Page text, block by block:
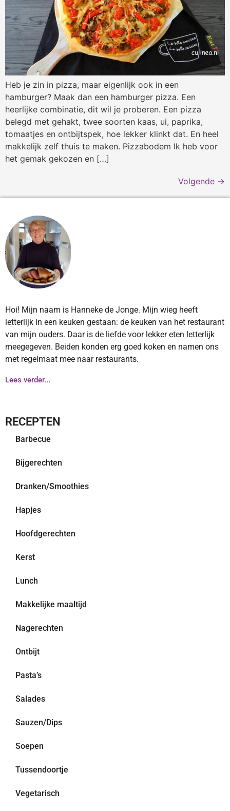
Heb je zin in pizza, maar eigenlijk ook in een
hamburger? Maak dan een hamburger pizza. Een
heerlijke combinatie, dit wil je proberen. Een pizza
belegd met gehakt, twee soorten kaas, ui, paprika,
tomaatjes en ontbijtspek, hoe lekker klinkt dat. En heel
makkelijk zelf thuis te maken. Pizzabodem Ik heb voor
het gemak gekozen en […]
Volgende →
Hoi! Mijn naam is Hanneke de Jonge. Mijn wieg heeft
letterlijk in een keuken gestaan: de keuken van het restaurant
van mijn ouders. Daar is de liefde voor lekker eten letterlijk
meegegeven. Beiden konden erg goed koken en namen ons
met regelmaat mee naar restaurants.
Lees verder...
RECEPTEN
Barbecue
Bijgerechten
Dranken/Smoothies
Hapjes
Hoofdgerechten
Kerst
Lunch
Makkelijke maaltijd
Nagerechten
Ontbijt
Pasta’s
Salades
Sauzen/Dips
Soepen
Tussendoortje
Vegetarisch